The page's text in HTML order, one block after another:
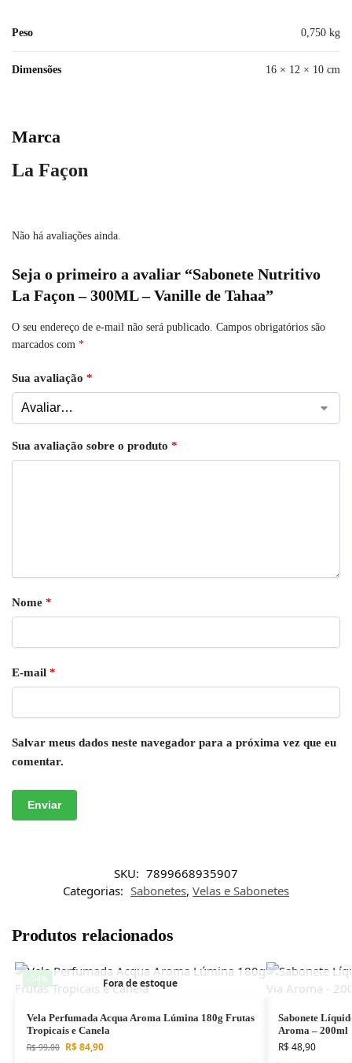
Peso 0,750 kg
Dimensões 16 × 12 × 10 cm
Marca
La Façon
Não há avaliações ainda.
Seja o primeiro a avaliar “Sabonete Nutritivo
La Façon – 300ML – Vanille de Tahaa”
O seu endereço de e-mail não será publicado. Campos obrigatórios são
marcados com *
Sua avaliação *
Sua avaliação sobre o produto *
Nome *
E-mail *
Salvar meus dados neste navegador para a próxima vez que eu
comentar.
SKU: 7899668935907
Categorias: Sabonetes, Velas e Sabonetes
Produtos relacionados
-14% Fora de estoque
Vela Perfumada Acqua Aroma Lúmina 180g Frutas
Tropicais e Canela
R$99,00 R$84,90
Sabonete
Aroma – 200ml
R$48,90